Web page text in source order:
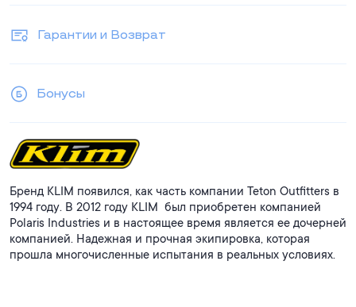
Гарантии и Возврат
Бонусы
Бренд KLIM появился, как часть компании Teton Outfitters в
1994 году. В 2012 году KLIM был приобретен компанией
Polaris Industries и в настоящее время является ее дочерней
компанией. Надежная и прочная экипировка, которая
прошла многочисленные испытания в реальных условиях.